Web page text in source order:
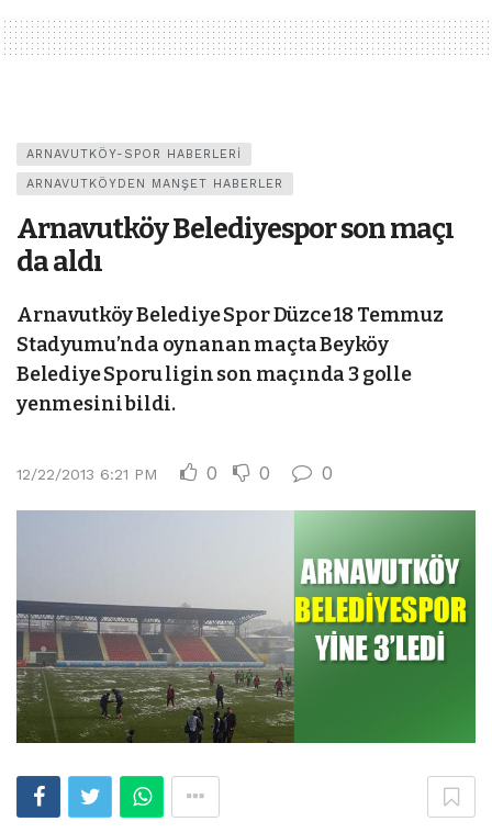
ARNAVUTKÖY-SPOR HABERLERI
ARNAVUTKÖYDEN MANŞET HABERLER
Arnavutköy Belediyespor son maçı
da aldı
Arnavutköy Belediye Spor Düzce 18 Temmuz
Stadyumu’nda oynanan maçta Beyköy
Belediye Sporu ligin son maçında 3 golle
yenmesini bildi.
12/22/2013 6:21 PM 0 0 0